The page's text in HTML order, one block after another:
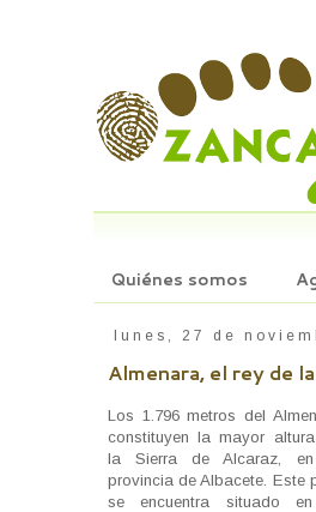
Quiénes somos
lunes, 27 de
Almenara, el rey de
Los 1.796 metros del
constituyen la mayor
la Sierra de Alcaraz,
provincia de Albacete. Este
se encuentra situado